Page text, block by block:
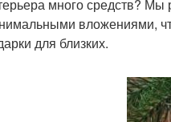
много средств? Мы
вложениями,
для близких.